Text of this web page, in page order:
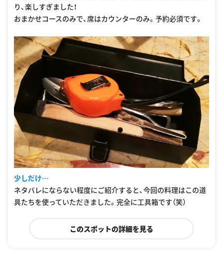
り、楽しすぎました！
おまかせコースのみで、席はカウンターのみ。予約必須です。
少しだけ…
ネタバレにならない程度にご紹介すると、今回の料理はこの道
具たちを使っていただきました。完全に工具箱です（笑）
このスポットの詳細を見る